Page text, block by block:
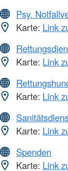
Psy.
Karte: Link
Karte: Link
Karte: Link
Karte: Link
Spenden
Karte: Link